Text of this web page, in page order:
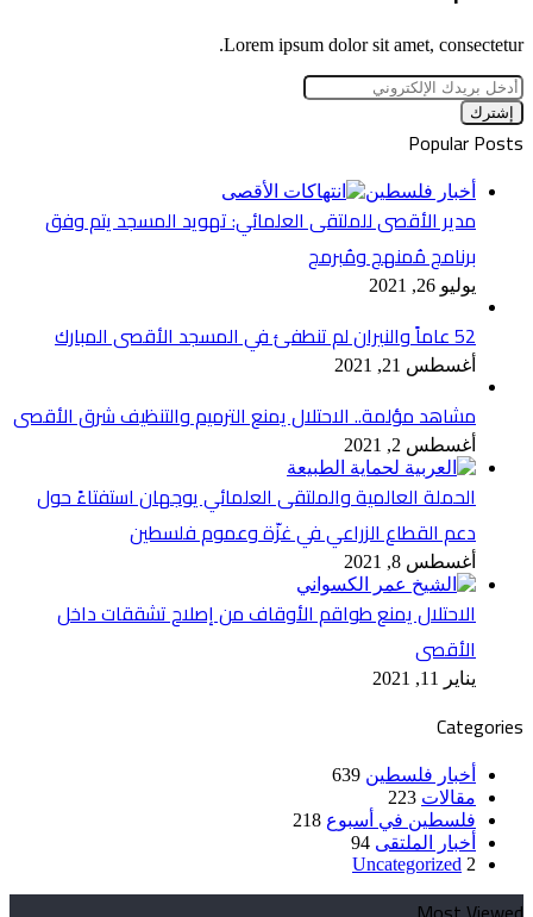
Lorem ipsum dolor sit amet, consectetur.
أدخل
بريدك
الإلكتروني
Popular Posts
أخبار فلسطين
مدير الأقصى للملتقى العلمائي: تهويد المسجد يتم وفق
برنامج مُمنهج ومُبرمج
يوليو 26, 2021
52 عاماً والنيران لم تنطفئ في المسجد الأقصى المبارك
أغسطس 21, 2021
مشاهد مؤلمة.. الاحتلال يمنع الترميم والتنظيف شرق الأقصى
أغسطس 2, 2021
الحملة العالمية والملتقى العلمائي يوجهان استفتاءً حول
دعم القطاع الزراعي في غزّة وعموم فلسطين
أغسطس 8, 2021
الاحتلال يمنع طواقم الأوقاف من إصلاح تشققات داخل
الأقصى
يناير 11, 2021
Categories
أخبار فلسطين 639
مقالات 223
فلسطين في أسبوع 218
أخبار الملتقى 94
Uncategorized 2